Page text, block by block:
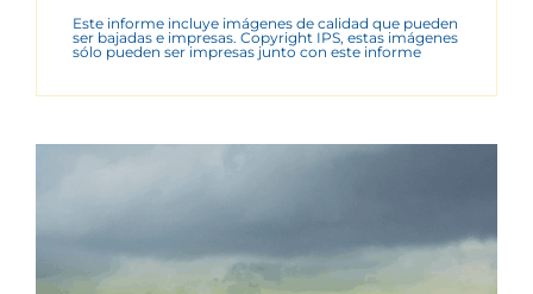
Este informe incluye imágenes de calidad que pueden
ser bajadas e impresas. Copyright IPS, estas imágenes
sólo pueden ser impresas junto con este informe